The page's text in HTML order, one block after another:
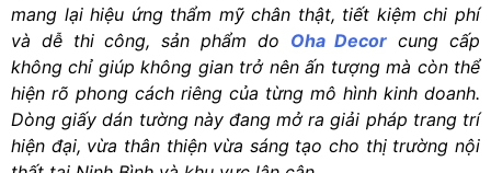
mang lại hiệu ứng thẩm mỹ chân thật, tiết kiệm chi phí
và dễ thi công, sản phẩm do Oha Decor cung cấp
không chỉ giúp không gian trở nên ấn tượng mà còn thể
hiện rõ phong cách riêng của từng mô hình kinh doanh.
Dòng giấy dán tường này đang mở ra giải pháp trang trí
hiện đại, vừa thân thiện vừa sáng tạo cho thị trường nội